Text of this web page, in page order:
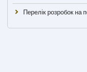
Перелік розробок на